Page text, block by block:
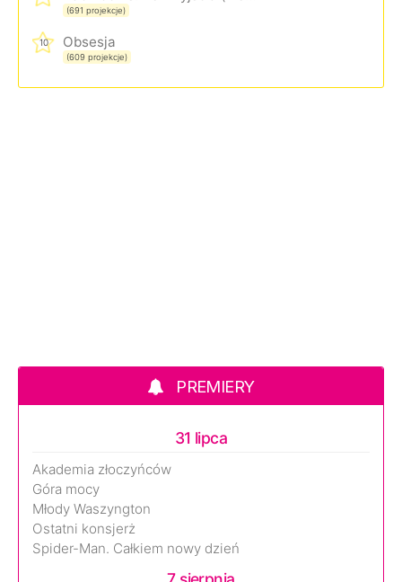
(691 projekcje)
10 Obsesja
(609 projekcje)
PREMIERY
31 lipca
Akademia złoczyńców
Góra mocy
Młody Waszyngton
Ostatni konsjerż
Spider-Man. Całkiem nowy dzień